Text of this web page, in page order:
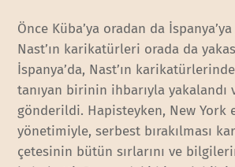
Önce Küba’ya oradan da
Nast’ın karikatürleri orada da
İspanya’da, Nast’ın
tanıyan birinin ihbarıyla yakalandı
gönderildi. Hapisteyken, New York
yönetimiyle, serbest bırakılması
çetesinin bütün sırlarını ve